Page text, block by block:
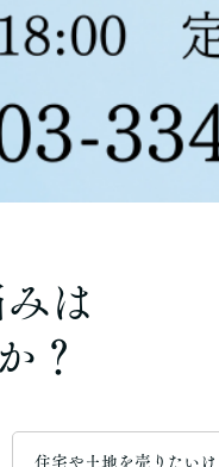
は
？
住宅や土地を売りたい